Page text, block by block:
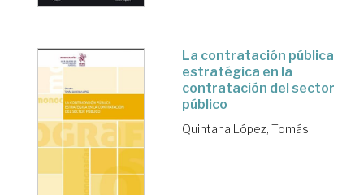
La contratación pública
estratégica en la
contratación del sector
público
Quintana López, Tomás